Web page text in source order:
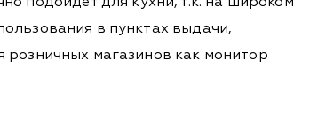
в пунктах выдачи,
розничных магазинов как монитор